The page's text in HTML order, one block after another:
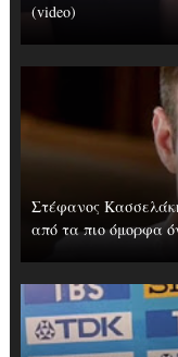
(video)
Στέφανος
από τα πιο όμορφα